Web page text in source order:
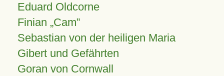
Eduard Oldcorne
Finian Cam
Sebastian von der heiligen Maria
Gibert und Gefährten
Goran von Cornwall